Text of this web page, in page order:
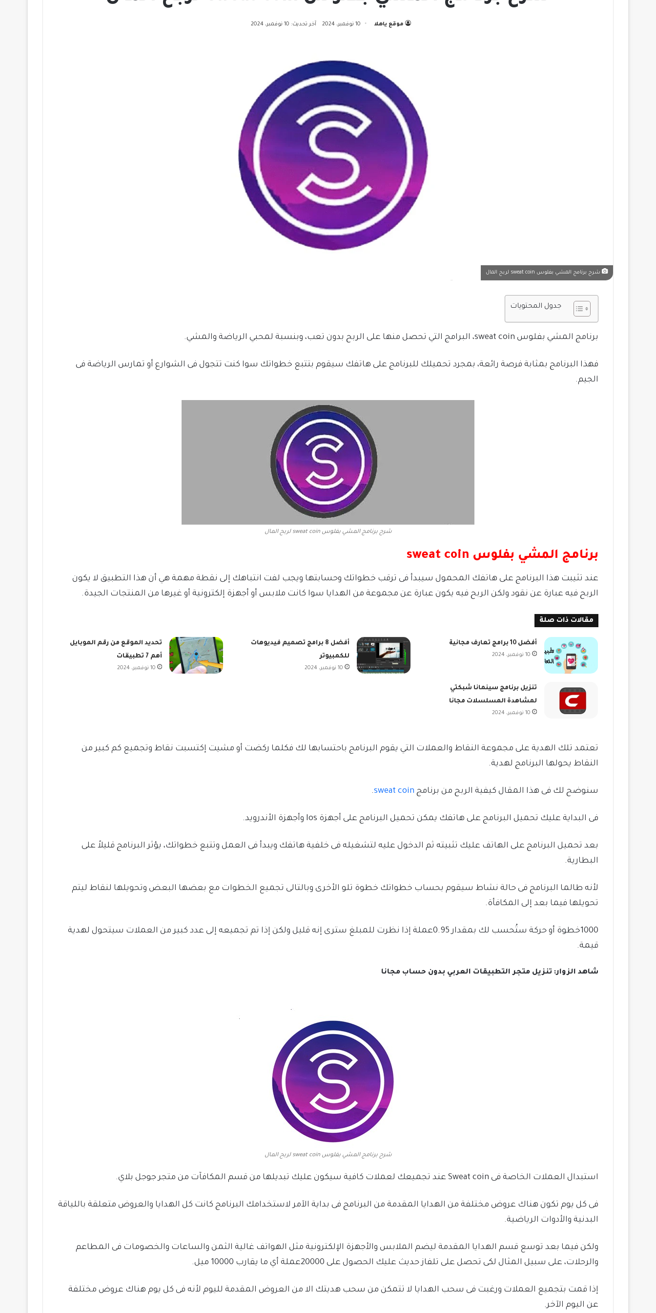
موقع ياهلا 10 نوفمبر، 2024 آخر تحديث: 10 نوفمبر، 2024
شرح برنامج المشي بفلوس sweat coin لربح المال
جدول المحتويات
برنامج المشي بفلوس sweat coin، البرامج التي تحصل منها على الربح بدون تعب، وبنسبة لمحبي الرياضة والمشي.
فهذا البرنامج بمثابة فرصة رائعة، بمجرد تحميلك للبرنامج على هاتفك سيقوم بتتبع خطواتك سوا كنت تتجول فى الشوارع أو تمارس الرياضة فى
الجيم.
شرح برنامج المشي بفلوس sweat coin لربح المال
برنامج المشي بفلوس sweat coin
عند تثيبت هذا البرنامج على هاتفك المحمول سيبدأ فى ترقب خطواتك وحسابتها ويجب لفت انتباهك إلى نقطة مهمة هي أن هذا التطبيق لا يكون
الربح فيه عبارة عن نقود ولكن الربح فيه يكون عبارة عن مجموعة من الهدايا سوا كانت ملابس أو أجهزة إلكترونية أو غيرها من المنتجات الجيدة.
مقالات ذات صلة
أفضل 10 برامج تعارف مجانية
10 نوفمبر، 2024
أفضل 8 برامج تصميم فيديوهات
للكمبيوتر
10 نوفمبر، 2024
تحديد الموقع من رقم الموبايل
أهم 7 تطبيقات
10 نوفمبر، 2024
تنزيل برنامج سينمانا شبكتي
لمشاهدة المسلسلات مجانا
10 نوفمبر، 2024
تعتمد تلك الهدية على مجموعة النقاط والعملات التي يقوم البرنامج باحتسابها لك فكلما ركضت أو مشيت إكتسبت نقاط وتجميع كم كبير من
النقاط يحولها البرنامج لهدية.
سنوضح لك فى هذا المقال كيفية الربح من برنامج sweat coin
.
فى البداية عليك تحميل البرنامج على هاتفك يمكن تحميل البرنامج على أجهزة Ios وأجهزة الأندرويد.
بعد تحميل البرنامج على الهاتف عليك تثبيته ثم الدخول عليه لتشغيله فى خلفية هاتفك ويبدأ فى العمل وتتبع خطواتك، يؤثر البرنامج قليلاً على
البطارية.
لأنه طالما البرنامج فى حالة نشاط سيقوم بحساب خطواتك خطوة تلو الأخرى وبالتالى تجميع الخطوات مع بعضها البعض وتحويلها لنقاط ليتم
تحويلها فيما بعد إلى المكافأة.
1000خطوة أو حركة ستُحسب لك بمقدار 0.95عملة إذا نظرت للمبلغ سترى إنه قليل ولكن إذا تم تجميعه إلى عدد كبير من العملات سيتحول لهدية
قيمة.
شاهد الزوار: تنزيل متجر التطبيقات العربي بدون حساب مجانا
شرح برنامج المشي بفلوس sweat coin لربح المال
استبدال العملات الخاصة فى Sweat coin عند تجميعك لعملات كافية سيكون عليك تبديلها من قسم المكافآت من متجر جوجل بلاي.
فى كل يوم تكون هناك عروض مختلفة من الهدايا المقدمة من البرنامج فى بداية الآمر لاستخدامك البرنامج كانت كل الهدايا والعروض متعلقة باللياقة
البدنية والأدوات الرياضية.
ولكن فيما بعد توسع قسم الهدايا المقدمة ليضم الملابس والأجهزة الإلكترونية مثل الهواتف غالية الثمن والساعات والخصومات فى المطاعم
والرحلات، على سبيل المثال لكى تحصل على تلفاز حديث عليك الحصول على 20000عملة أي ما يقارب 10000 ميل.
إذا قمت بتجميع العملات ورغبت فى سحب الهدايا لا تتمكن من سحب هديتك الا من العروض المقدمة لليوم لأنه فى كل يوم هناك عروض مختلفة
عن اليوم الآخر.